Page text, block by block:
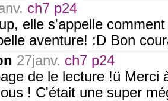
ch7 p24
elle s'appelle
aventure! :D Bon
27janv. ch7 p24
de le lecture !ü Merci
! C'était une super